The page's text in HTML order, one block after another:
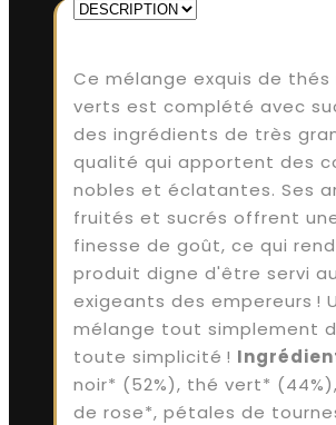
Ce mélange exquis de thés
verts est complété avec
des ingrédients de très
qualité qui apportent des
nobles et éclatantes. Ses
fruités et sucrés offrent
finesse de goût, ce qui
produit digne d'être servi
exigeants des empereurs !
mélange tout simplement
toute simplicité !
noir* (52%), thé vert*
de rose*, pétales de